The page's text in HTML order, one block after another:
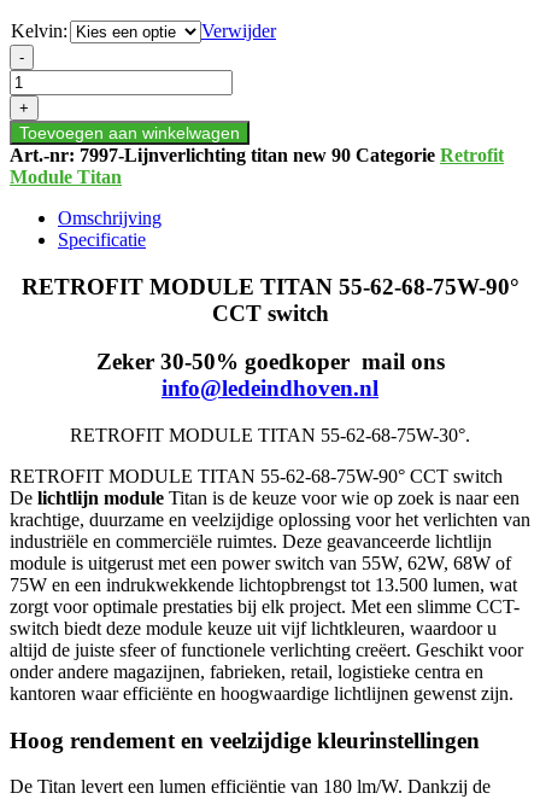
Kelvin:
Verwijder
RETROFIT
MODULE
TITAN
55-
62-
68-
75W-
CCT
switch
-
+
Toevoegen aan winkelwagen
Art.-nr: 7997-Lijnverlichting titan new 90 Categorie Retrofit
Module Titan
Omschrijving
Specificatie
RETROFIT MODULE TITAN 55-62-68-75W-90°
CCT switch
Zeker 30-50% goedkoper mail ons
info@ledeindhoven.nl
RETROFIT MODULE TITAN 55-62-68-75W-30°.
RETROFIT MODULE TITAN 55-62-68-75W-90° CCT switch
De lichtlijn module Titan is de keuze voor wie op zoek is naar een
krachtige, duurzame en veelzijdige oplossing voor het verlichten van
industriële en commerciële ruimtes. Deze geavanceerde lichtlijn
module is uitgerust met een power switch van 55W, 62W, 68W of
75W en een indrukwekkende lichtopbrengst tot 13.500 lumen, wat
zorgt voor optimale prestaties bij elk project. Met een slimme CCT-
switch biedt deze module keuze uit vijf lichtkleuren, waardoor u
altijd de juiste sfeer of functionele verlichting creëert. Geschikt voor
onder andere magazijnen, fabrieken, retail, logistieke centra en
kantoren waar efficiënte en hoogwaardige lichtlijnen gewenst zijn.
Hoog rendement en veelzijdige kleurinstellingen
De Titan levert een lumen efficiëntie van 180 lm/W. Dankzij de